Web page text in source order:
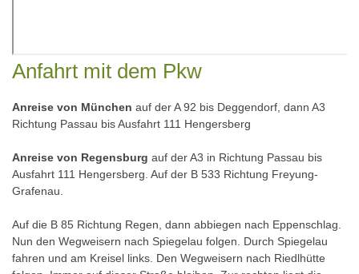
Anfahrt mit dem Pkw
Anreise von München auf der A 92 bis Deggendorf, dann A3
Richtung Passau bis Ausfahrt 111 Hengersberg
Anreise von Regensburg auf der A3 in Richtung Passau bis
Ausfahrt 111 Hengersberg. Auf der B 533 Richtung Freyung-
Grafenau.
Auf die B 85 Richtung Regen, dann abbiegen nach Eppenschlag.
Nun den Wegweisern nach Spiegelau folgen. Durch Spiegelau
fahren und am Kreisel links. Den Wegweisern nach Riedlhütte